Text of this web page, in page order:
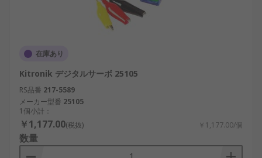
在庫あり
Kitronik デジタルサーボ 25105
RS品番 217-5589
メーカー型番 25105
1個小計：
￥1,177.00(税抜) ￥1,177.00/個
数量